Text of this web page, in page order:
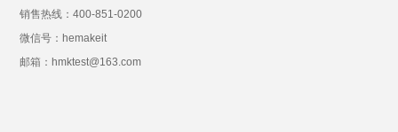
销售热线：400-851-0200
微信号：hemakeit
邮箱：hmktest@163.com